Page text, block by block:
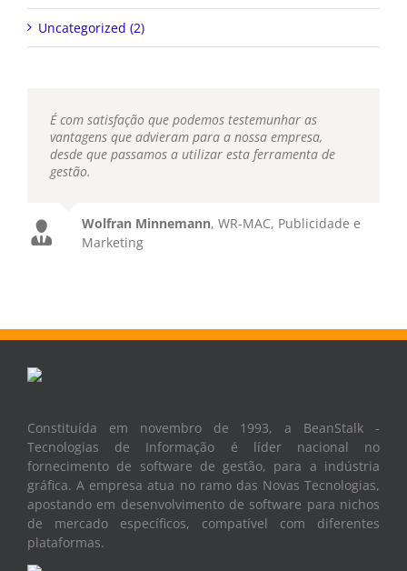
Uncategorized (2)
É com satisfação que podemos testemunhar as
vantagens que advieram para a nossa empresa,
desde que passamos a utilizar esta ferramenta de
gestão.
Wolfran Minnemann, WR-MAC, Publicidade e
Marketing
Constituída em novembro de 1993, a BeanStalk -
Tecnologias de Informação é líder nacional no
fornecimento de software de gestão, para a indústria
gráfica. A empresa atua no ramo das Novas Tecnologias,
apostando em desenvolvimento de software para nichos
de mercado específicos, compatível com diferentes
plataformas.